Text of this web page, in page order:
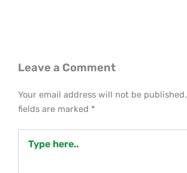
Leave a Comment
Your email address will not be published.
fields are marked *
here..